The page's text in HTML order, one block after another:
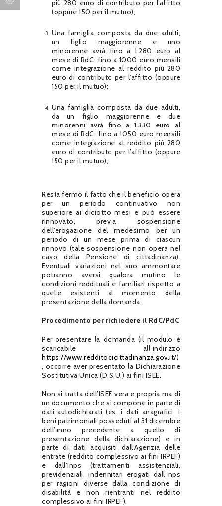
più 280 euro di contributo per l’affitto
(oppure 150 per il mutuo);
Una famiglia composta da due adulti,
un figlio maggiorenne e uno
minorenne avrà fino a 1.280 euro al
mese di RdC: fino a 1000 euro mensili
come integrazione al reddito più 280
euro di contributo per l’affitto (oppure
150 per il mutuo);
Una famiglia composta da due adulti,
da un figlio maggiorenne e due
minorenni avrà fino a 1.330 euro al
mese di RdC: fino a 1050 euro mensili
come integrazione al reddito più 280
euro di contributo per l’affitto (oppure
150 per il mutuo);
Resta fermo il fatto che il beneficio opera
per un periodo continuativo non
superiore ai diciotto mesi e può essere
rinnovato, previa sospensione
dell’erogazione del medesimo per un
periodo di un mese prima di ciascun
rinnovo (tale sospensione non opera nel
caso della Pensione di cittadinanza).
Eventuali variazioni nel suo ammontare
potranno aversi qualora mutino le
condizioni reddituali e familiari rispetto a
quelle esistenti al momento della
presentazione della domanda.
Procedimento per richiedere il RdC/PdC
Per presentare la domanda (il modulo è
scaricabile all’indirizzo
https://www.redditodicittadinanza.gov.it/)
, occorre aver presentato la Dichiarazione
Sostitutiva Unica (D.S.U.) ai fini ISEE.
Non si tratta dell’ISEE vera e propria ma di
un documento che si compone in parte di
dati autodichiarati (es. i dati anagrafici, i
beni patrimoniali posseduti al 31 dicembre
dell’anno precedente a quello di
presentazione della dichiarazione) e in
parte di dati acquisiti dall’Agenzia delle
entrate (reddito complessivo ai fini IRPEF)
e dall’Inps (trattamenti assistenziali,
previdenziali, indennitari erogati dall’Inps
per ragioni diverse dalla condizione di
disabilità e non rientranti nel reddito
complessivo ai fini IRPEF).